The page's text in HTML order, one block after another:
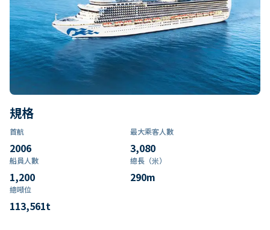
規格
首航
2006
最大乘客人數
3,080
船員人數
1,200
總長（米）
290m
總噸位
113,561t